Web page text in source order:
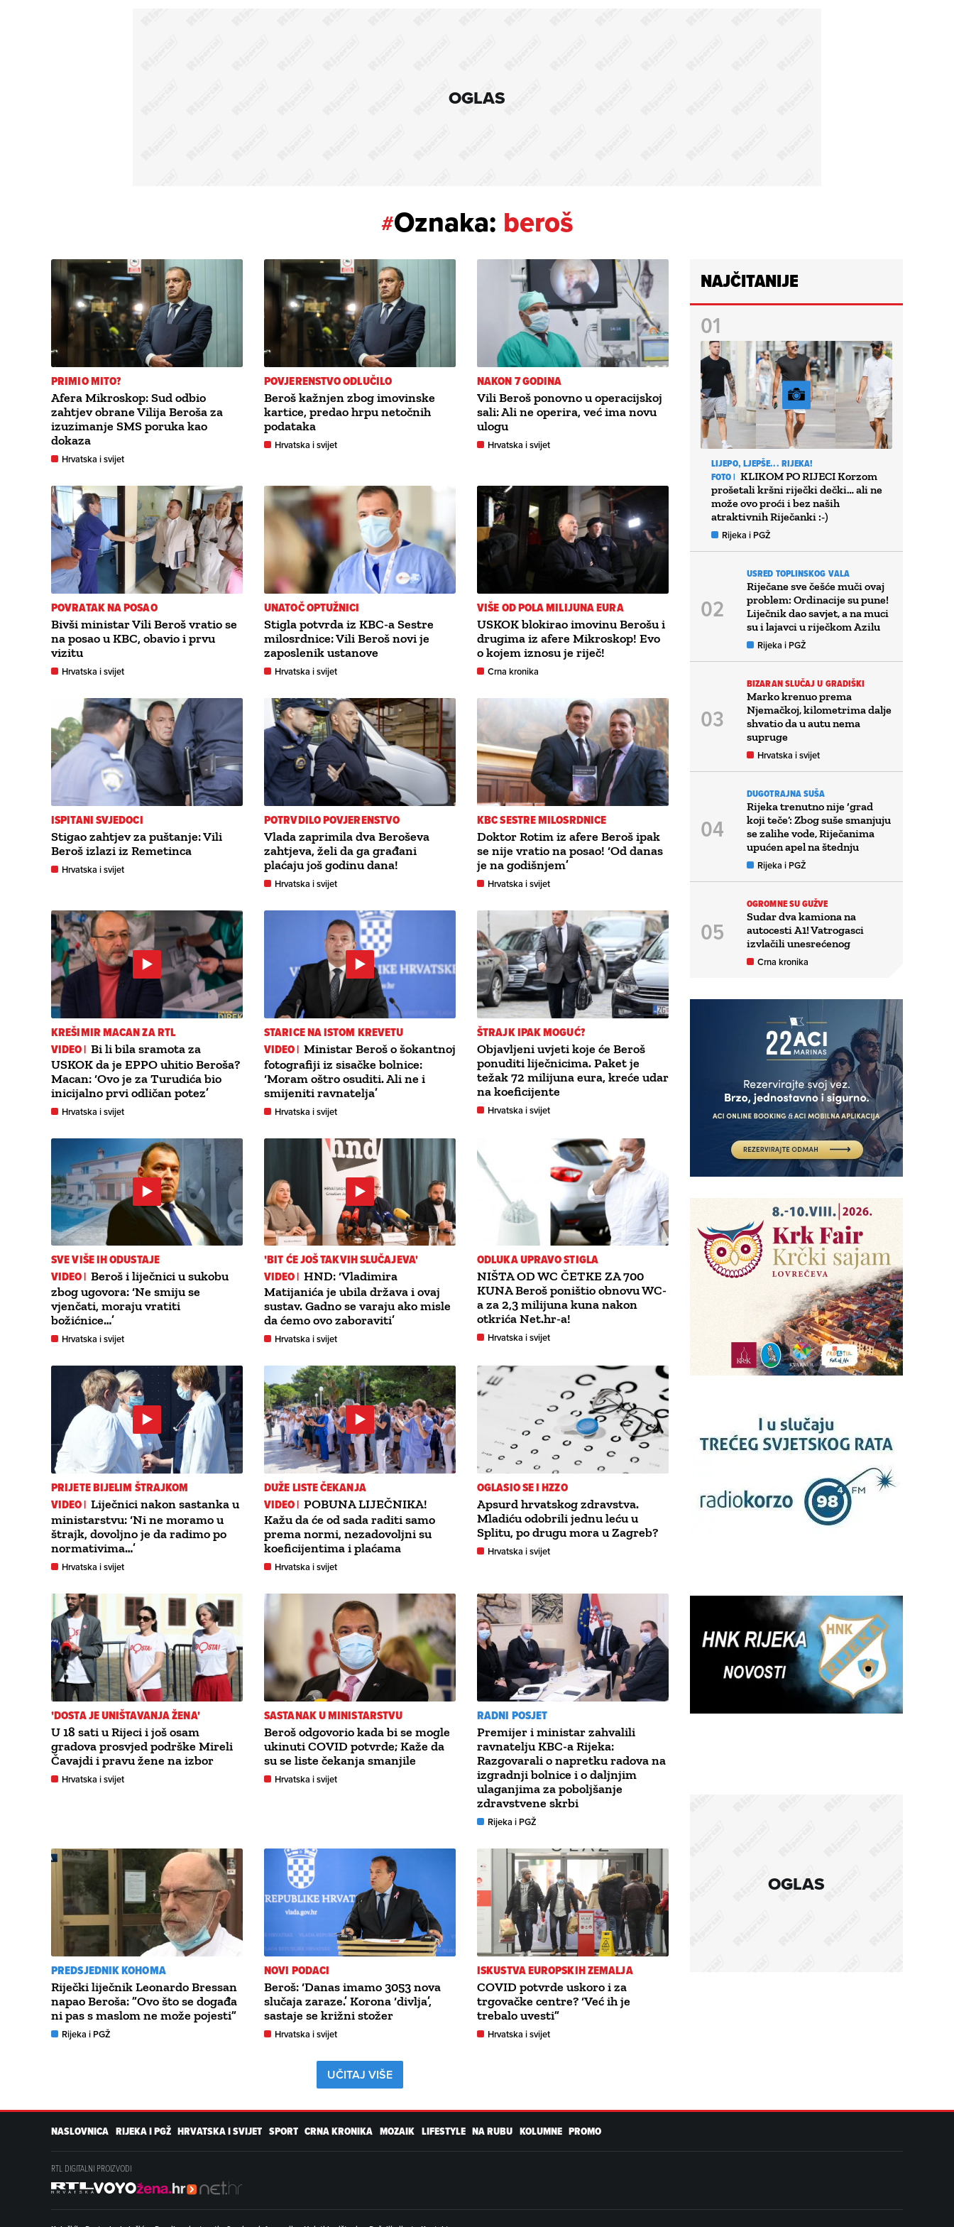
OGLAS
#Oznaka: beroš
PRIMIO MITO?
Afera Mikroskop: Sud odbio
zahtjev obrane Vilija Beroša za
izuzimanje SMS poruka kao
dokaza
Hrvatska i svijet
POVJERENSTVO ODLUČILO
Beroš kažnjen zbog imovinske
kartice, predao hrpu netočnih
podataka
Hrvatska i svijet
NAKON 7 GODINA
Vili Beroš ponovno u operacijskoj
sali: Ali ne operira, već ima novu
ulogu
Hrvatska i svijet
POVRATAK NA POSAO
Bivši ministar Vili Beroš vratio se
na posao u KBC, obavio i prvu
vizitu
Hrvatska i svijet
UNATOČ OPTUŽNICI
Stigla potvrda iz KBC-a Sestre
milosrdnice: Vili Beroš novi je
zaposlenik ustanove
Hrvatska i svijet
VIŠE OD POLA MILIJUNA EURA
USKOK blokirao imovinu Berošu i
drugima iz afere Mikroskop! Evo
o kojem iznosu je riječ!
Crna kronika
ISPITANI SVJEDOCI
Stigao zahtjev za puštanje: Vili
Beroš izlazi iz Remetinca
Hrvatska i svijet
POTRVDILO POVJERENSTVO
Vlada zaprimila dva Beroševa
zahtjeva, želi da ga građani
plaćaju još godinu dana!
Hrvatska i svijet
KBC SESTRE MILOSRDNICE
Doktor Rotim iz afere Beroš ipak
se nije vratio na posao! ‘Od danas
je na godišnjem’
Hrvatska i svijet
KREŠIMIR MACAN ZA RTL
VIDEO | Bi li bila sramota za
USKOK da je EPPO uhitio Beroša?
Macan: ‘Ovo je za Turudića bio
inicijalno prvi odličan potez’
Hrvatska i svijet
STARICE NA ISTOM KREVETU
VIDEO | Ministar Beroš o šokantnoj
fotografiji iz sisačke bolnice:
‘Moram oštro osuditi. Ali ne i
smijeniti ravnatelja’
Hrvatska i svijet
ŠTRAJK IPAK MOGUĆ?
Objavljeni uvjeti koje će Beroš
ponuditi liječnicima. Paket je
težak 72 milijuna eura, kreće udar
na koeficijente
Hrvatska i svijet
SVE VIŠE IH ODUSTAJE
VIDEO | Beroš i liječnici u sukobu
zbog ugovora: ‘Ne smiju se
vjenčati, moraju vratiti
božićnice…’
Hrvatska i svijet
'BIT ĆE JOŠ TAKVIH SLUČAJEVA'
VIDEO | HND: ‘Vladimira
Matijanića je ubila država i ovaj
sustav. Gadno se varaju ako misle
da ćemo ovo zaboraviti’
Hrvatska i svijet
ODLUKA UPRAVO STIGLA
NIŠTA OD WC ČETKE ZA 700
KUNA Beroš poništio obnovu WC-
a za 2,3 milijuna kuna nakon
otkrića Net.hr-a!
Hrvatska i svijet
PRIJETE BIJELIM ŠTRAJKOM
VIDEO | Liječnici nakon sastanka u
ministarstvu: ‘Ni ne moramo u
štrajk, dovoljno je da radimo po
normativima…’
Hrvatska i svijet
DUŽE LISTE ČEKANJA
VIDEO | POBUNA LIJEČNIKA!
Kažu da će od sada raditi samo
prema normi, nezadovoljni su
koeficijentima i plaćama
Hrvatska i svijet
OGLASIO SE I HZZO
Apsurd hrvatskog zdravstva.
Mladiću odobrili jednu leću u
Splitu, po drugu mora u Zagreb?
Hrvatska i svijet
'DOSTA JE UNIŠTAVANJA ŽENA'
U 18 sati u Rijeci i još osam
gradova prosvjed podrške Mireli
Čavajdi i pravu žene na izbor
Hrvatska i svijet
SASTANAK U MINISTARSTVU
Beroš odgovorio kada bi se mogle
ukinuti COVID potvrde; Kaže da
su se liste čekanja smanjile
Hrvatska i svijet
RADNI POSJET
Premijer i ministar zahvalili
ravnatelju KBC-a Rijeka:
Razgovarali o napretku radova na
izgradnji bolnice i o daljnjim
ulaganjima za poboljšanje
zdravstvene skrbi
Rijeka i PGŽ
PREDSJEDNIK KOHOMA
Riječki liječnik Leonardo Bressan
napao Beroša: ”Ovo što se događa
ni pas s maslom ne može pojesti”
Rijeka i PGŽ
NOVI PODACI
Beroš: ‘Danas imamo 3053 nova
slučaja zaraze.’ Korona ‘divlja’,
sastaje se križni stožer
Hrvatska i svijet
ISKUSTVA EUROPSKIH ZEMALJA
COVID potvrde uskoro i za
trgovačke centre? ‘Već ih je
trebalo uvesti”
Hrvatska i svijet
UČITAJ VIŠE
NAJČITANIJE
LIJEPO, LJEPŠE... RIJEKA!
FOTO | KLIKOM PO RIJECI Korzom
prošetali kršni riječki dečki… ali ne
može ovo proći i bez naših
atraktivnih Riječanki :-)
Rijeka i PGŽ
USRED TOPLINSKOG VALA
Riječane sve češće muči ovaj
problem: Ordinacije su pune!
Liječnik dao savjet, a na muci
su i lajavci u riječkom Azilu
Rijeka i PGŽ
BIZARAN SLUČAJ U GRADIŠKI
Marko krenuo prema
Njemačkoj, kilometrima dalje
shvatio da u autu nema
supruge
Hrvatska i svijet
DUGOTRAJNA SUŠA
Rijeka trenutno nije ‘grad
koji teče’: Zbog suše smanjuju
se zalihe vode, Riječanima
upućen apel na štednju
Rijeka i PGŽ
OGROMNE SU GUŽVE
Sudar dva kamiona na
autocesti A1! Vatrogasci
izvlačili unesrećenog
Crna kronika
OGLAS
NASLOVNICA RIJEKA I PGŽ HRVATSKA I SVIJET SPORT CRNA KRONIKA MOZAIK LIFESTYLE NA RUBU KOLUMNE PROMO
RTL DIGITALNI PROIZVODI